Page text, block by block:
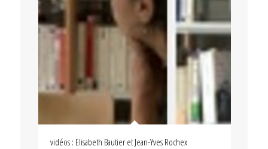
vidéos : Elisabeth Bautier et Jean-Yves Rochex